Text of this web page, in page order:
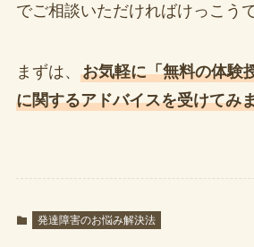
でご相談いただければけっこうで
まずは、 お気軽に「無料の体験
に関するアドバイスを受けてみ
発達障害のお悩み解決法